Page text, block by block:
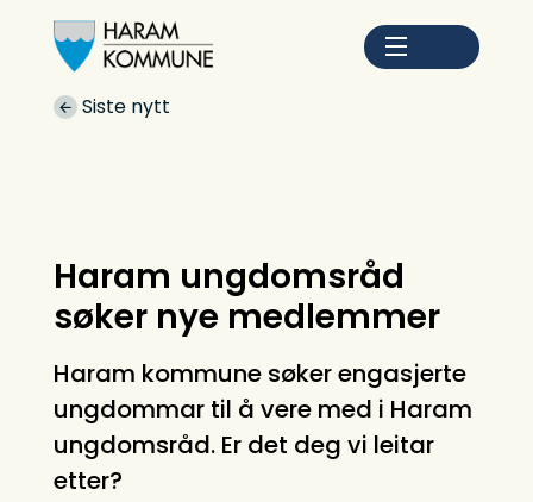
Du er her:
Siste nytt
Haram ungdomsråd
søker nye medlemmer
Haram kommune søker engasjerte
ungdommar til å vere med i Haram
ungdomsråd. Er det deg vi leitar
etter?